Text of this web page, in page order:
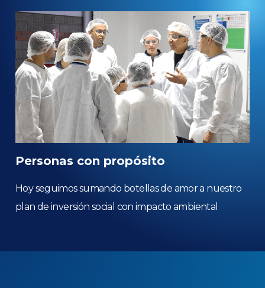
Personas con propósito
Hoy seguimos sumando botellas de amor a nuestro
plan de inversión social con impacto ambiental